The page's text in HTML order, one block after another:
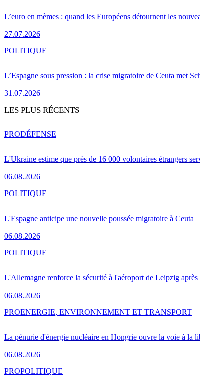
L’euro en mèmes : quand les Européens détournent les
27.07.2026
L’Espagne sous pression : la crise migratoire de Ceuta met
31.07.2026
POLITIQUE
LES PLUS RÉCENTS
L'Ukraine estime que près de 16 000 volontaires étrangers
06.08.2026
PRODÉFENSE
L'Espagne anticipe une nouvelle poussée migratoire à Ceuta
06.08.2026
POLITIQUE
L'Allemagne renforce la sécurité à l'aéroport de Leipzig après
06.08.2026
POLITIQUE
La pénurie d'énergie nucléaire en Hongrie ouvre la voie à la
06.08.2026
PROENERGIE, ENVIRONNEMENT ET TRANSPORT
PROPOLITIQUE